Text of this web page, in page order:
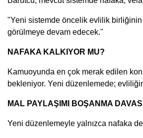
"Yeni sistemde öncelik evlilik birliğinin
görülmeye devam edecek."
NAFAKA KALKIYOR MU?
Kamuoyunda en çok merak edilen
bekleniyor. Yeni düzenlemede;
MAL PAYLAŞIMI BOŞANMA
Yeni düzenlemeyle yalnızca nafaka